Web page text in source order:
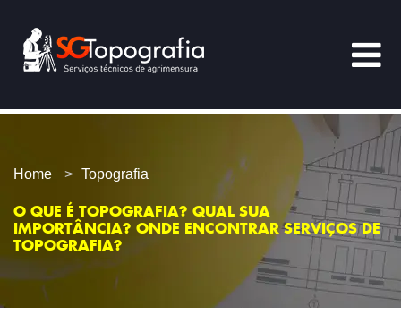
Home Topografia
O QUE É TOPOGRAFIA? QUAL SUA
IMPORTÂNCIA? ONDE ENCONTRAR SERVIÇOS DE
TOPOGRAFIA?